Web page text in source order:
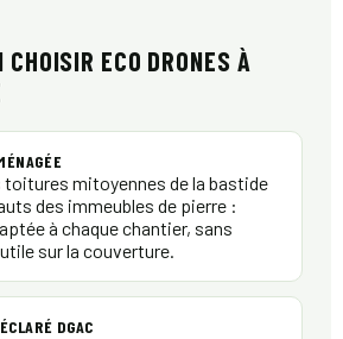
CHOISIR ECO DRONES À
toitures mitoyennes de la bastide
des immeubles de pierre :
à chaque chantier, sans
sur la couverture.
DGAC